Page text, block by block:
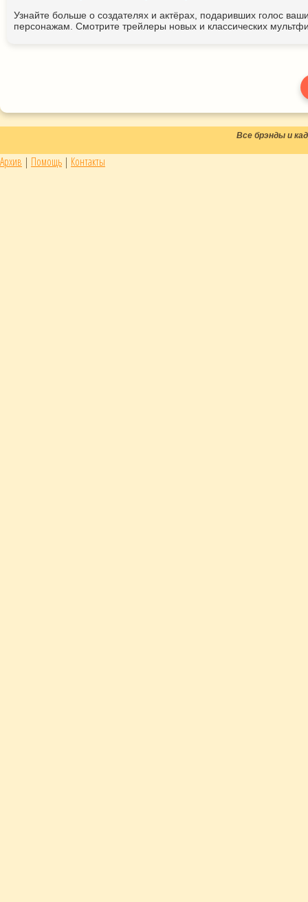
Узнайте больше о создателях и актёрах, подаривших голос
персонажам. Смотрите трейлеры новых и классических
Все брэнды и
Архив | Помощь | Контакты